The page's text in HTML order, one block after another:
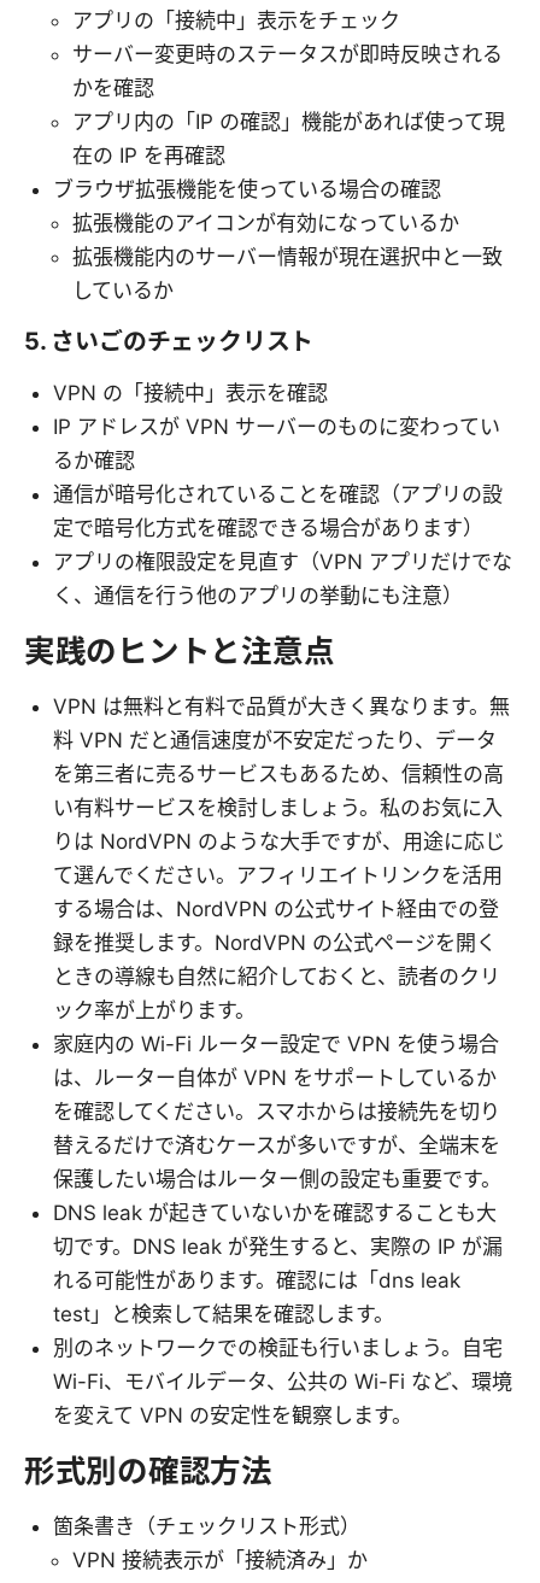
アプリの「接続中」表示をチェック
サーバー変更時のステータスが即時反映される
かを確認
アプリ内の「IP の確認」機能があれば使って現
在の IP を再確認
ブラウザ拡張機能を使っている場合の確認
拡張機能のアイコンが有効になっているか
拡張機能内のサーバー情報が現在選択中と一致
しているか
5. さいごのチェックリスト
VPN の「接続中」表示を確認
IP アドレスが VPN サーバーのものに変わってい
るか確認
通信が暗号化されていることを確認（アプリの設
定で暗号化方式を確認できる場合があります）
アプリの権限設定を見直す（VPN アプリだけでな
く、通信を行う他のアプリの挙動にも注意）
実践のヒントと注意点
VPN は無料と有料で品質が大きく異なります。無
料 VPN だと通信速度が不安定だったり、データ
を第三者に売るサービスもあるため、信頼性の高
い有料サービスを検討しましょう。私のお気に入
りは NordVPN のような大手ですが、用途に応じ
て選んでください。アフィリエイトリンクを活用
する場合は、NordVPN の公式サイト経由での登
録を推奨します。NordVPN の公式ページを開く
ときの導線も自然に紹介しておくと、読者のクリ
ック率が上がります。
家庭内の Wi-Fi ルーター設定で VPN を使う場合
は、ルーター自体が VPN をサポートしているか
を確認してください。スマホからは接続先を切り
替えるだけで済むケースが多いですが、全端末を
保護したい場合はルーター側の設定も重要です。
DNS leak が起きていないかを確認することも大
切です。DNS leak が発生すると、実際の IP が漏
れる可能性があります。確認には「dns leak
test」と検索して結果を確認します。
別のネットワークでの検証も行いましょう。自宅
Wi-Fi、モバイルデータ、公共の Wi-Fi など、環境
を変えて VPN の安定性を観察します。
形式別の確認方法
箇条書き（チェックリスト形式）
VPN 接続表示が「接続済み」か